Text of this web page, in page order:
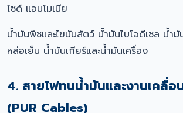
ไซด์ แอมโมเนีย
น้ำมันพืชและไขมันสัตว์ น้ำมันไบโอดีเซล น้ำ
หล่อเย็น น้ำมันเกียร์และน้ำมันเครื่อง
4. สายไฟทนน้ำมันและงานเคลื่อ
(PUR Cables)